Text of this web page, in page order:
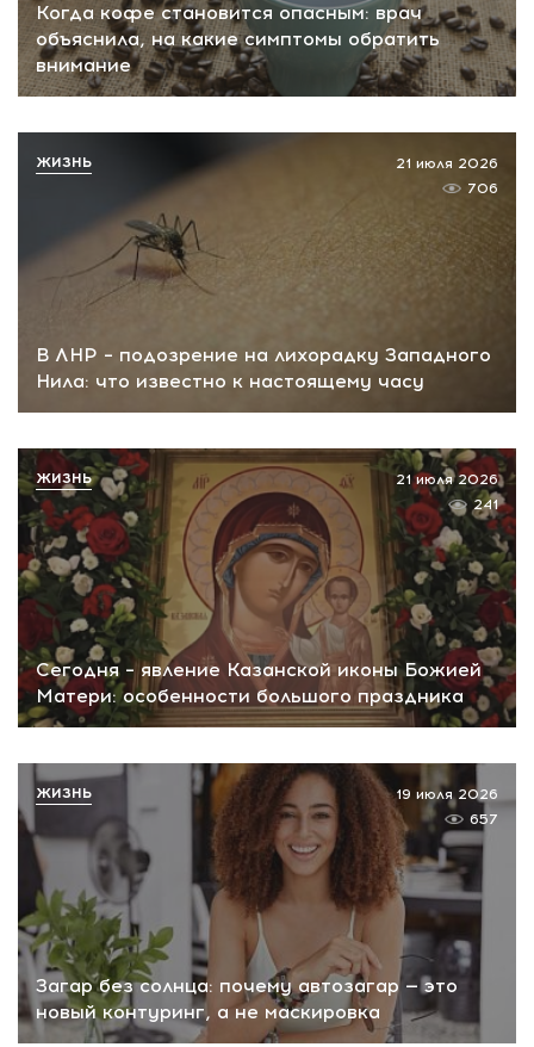
Когда кофе становится опасным: врач
объяснила, на какие симптомы обратить
внимание
В ЛНР – подозрение на лихорадку Западного
Нила: что известно к настоящему часу
21 июля 2026
706
ЖИЗНЬ
Сегодня – явление Казанской иконы Божией
Матери: особенности большого праздника
21 июля 2026
241
ЖИЗНЬ
Загар без солнца: почему автозагар — это
новый контуринг, а не маскировка
19 июля 2026
657
ЖИЗНЬ